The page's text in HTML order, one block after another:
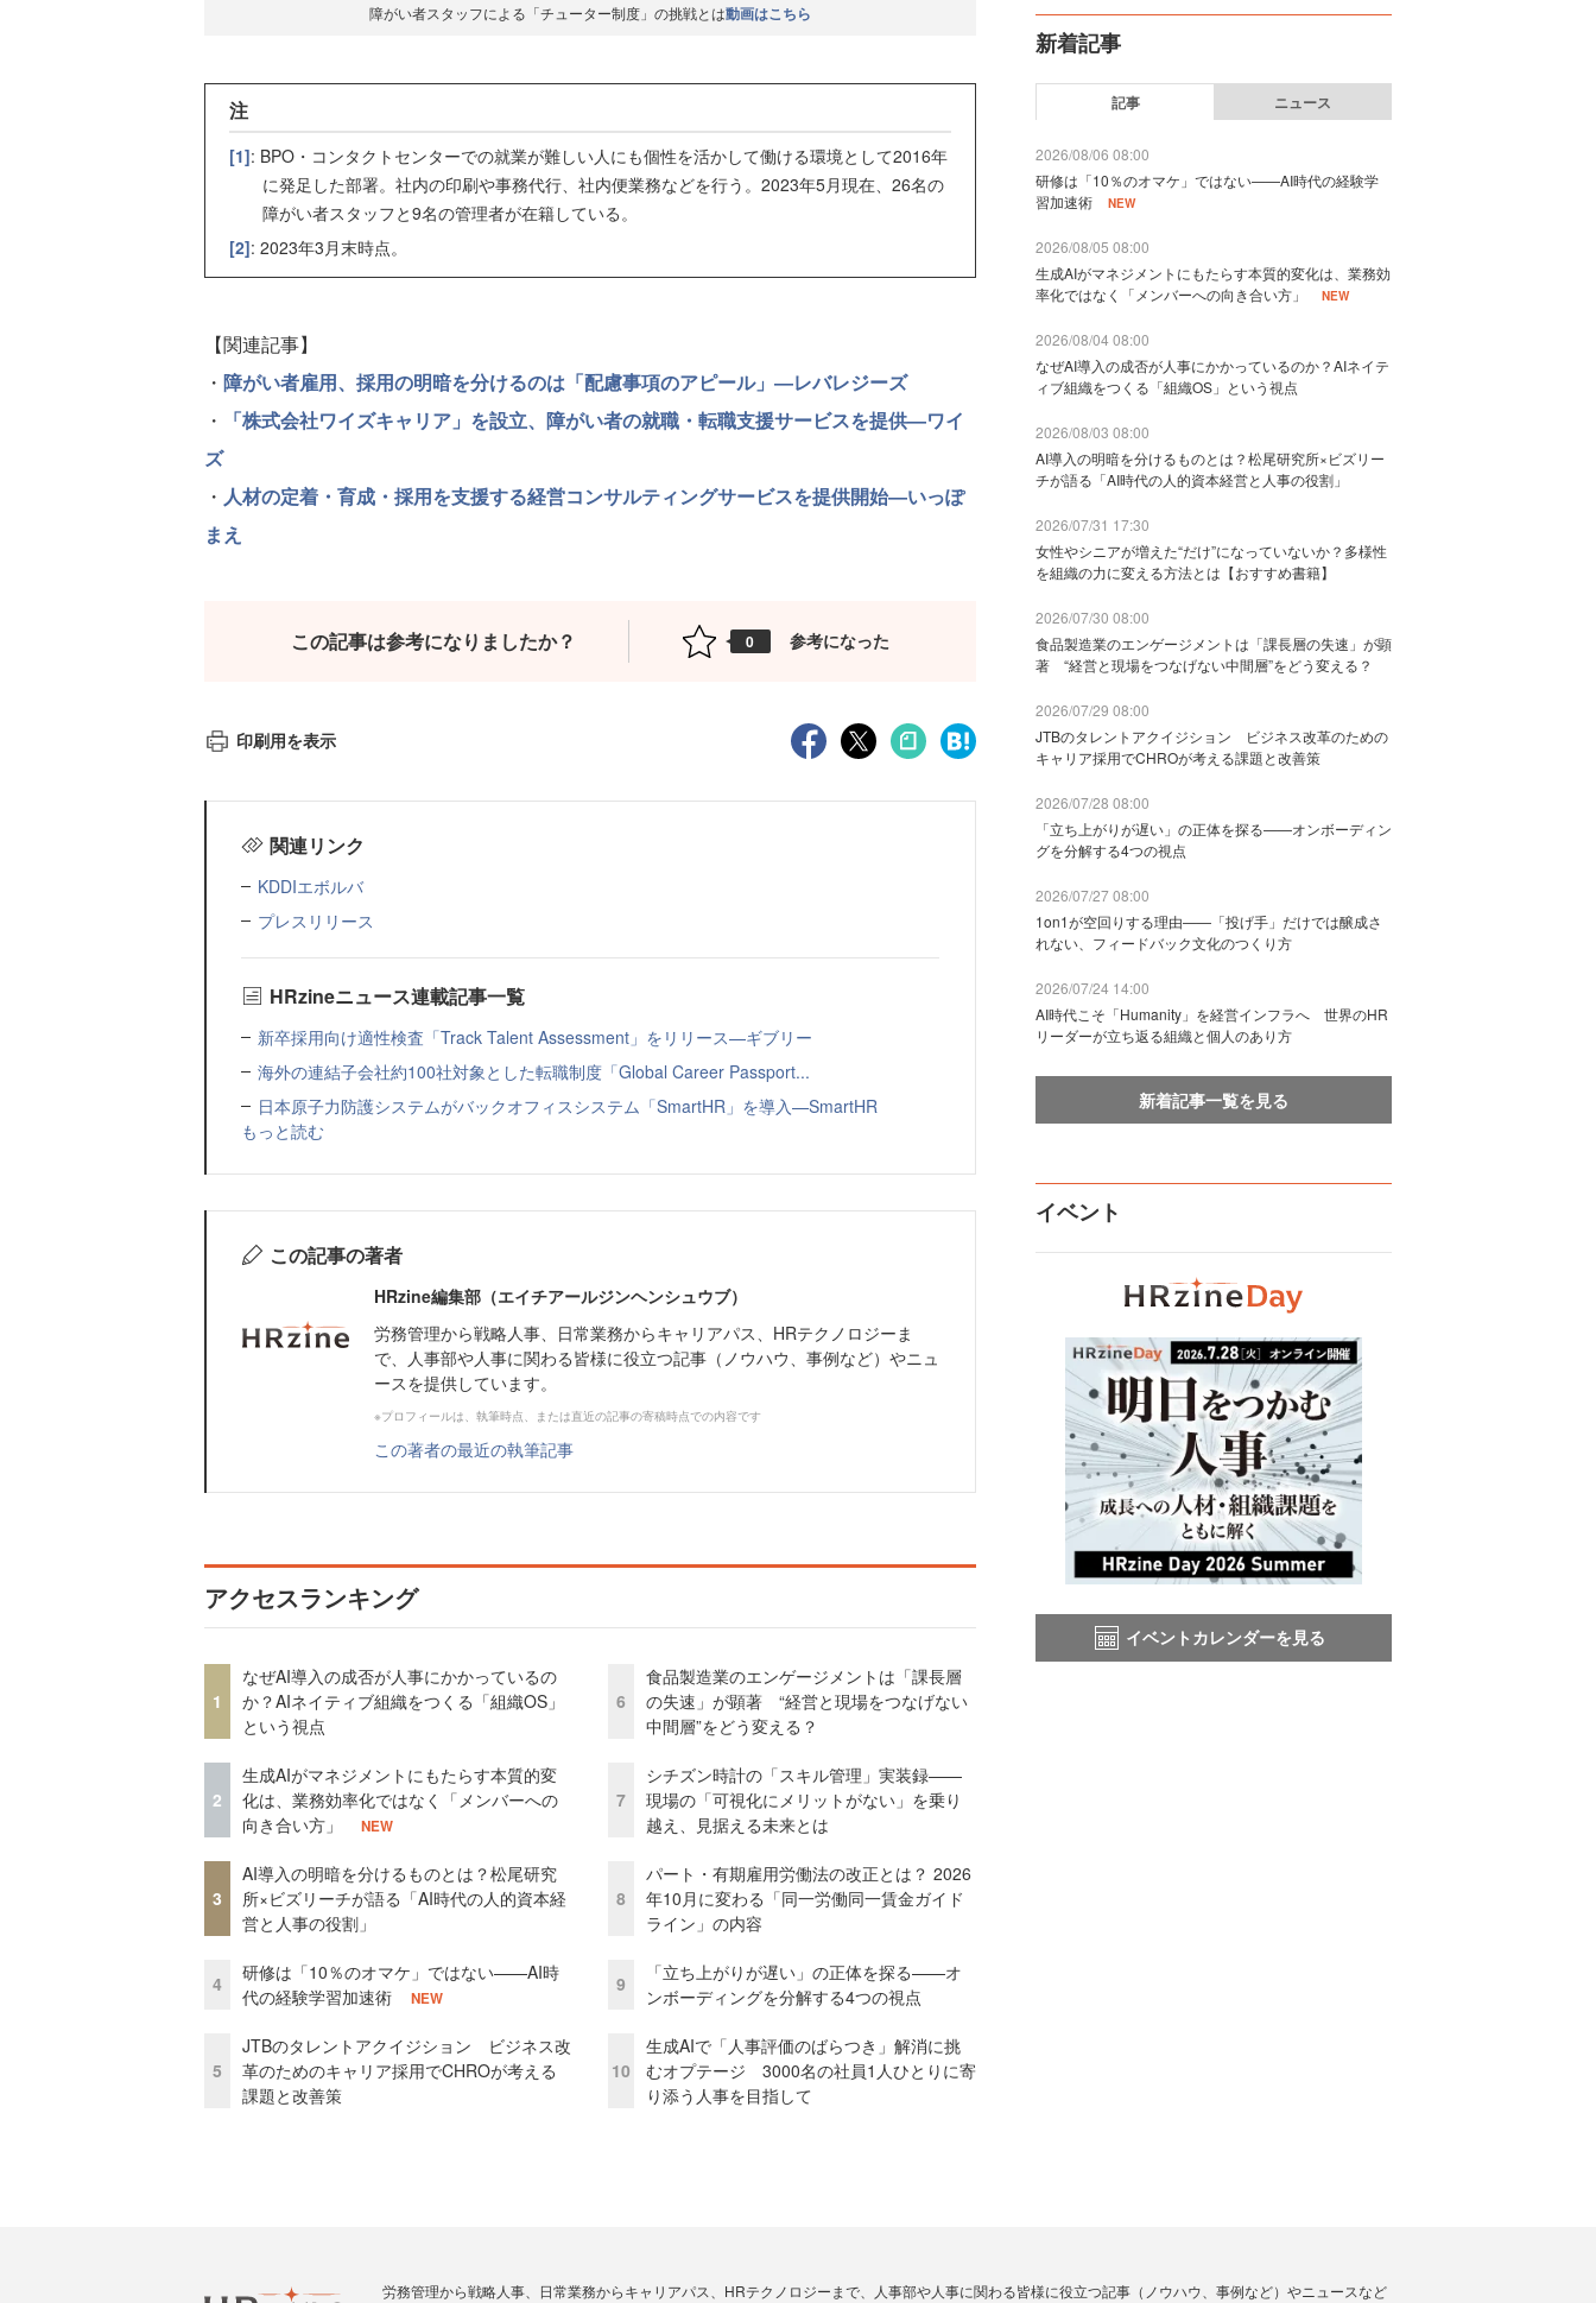
障がい者スタッフによる「チューター制度」の挑戦とは動画はこちら
注
[1]: BPO・コンタクトセンターでの就業が難しい人にも個性を活かして働ける環境として2016年
に発足した部署。社内の印刷や事務代行、社内便業務などを行う。2023年5月現在、26名の
障がい者スタッフと9名の管理者が在籍している。
[2]: 2023年3月末時点。
【関連記事】
・ 障がい者雇用、採用の明暗を分けるのは「配慮事項のアピール」―レバレジーズ
・
「株式会社ワイズキャリア」を設立、障がい者の就職・転職支援サービスを提供―ワイ
ズ
・ 人材の定着・育成・採用を支援する経営コンサルティングサービスを提供開始―いっぽ
まえ
この記事は参考になりましたか？ 0 参考になった
印刷用を表示
関連リンク
KDDIエボルバ
プレスリリース
HRzineニュース連載記事一覧
新卒採用向け適性検査「Track Talent Assessment」をリリース—ギブリー
海外の連結子会社約100社対象とした転職制度「Global Career Passport...
日本原子力防護システムがバックオフィスシステム「SmartHR」を導入—SmartHR
もっと読む
この記事の著者
HRzine編集部（エイチアールジンヘンシュウブ）
労務管理から戦略人事、日常業務からキャリアパス、HRテクノロジーま
で、人事部や人事に関わる皆様に役立つ記事（ノウハウ、事例など）やニュ
ースを提供しています。
※プロフィールは、執筆時点、または直近の記事の寄稿時点での内容です
この著者の最近の執筆記事
アクセスランキング
1
なぜAI導入の成否が人事にかかっているの
か？AIネイティブ組織をつくる「組織OS」
という視点
2
生成AIがマネジメントにもたらす本質的変
化は、業務効率化ではなく「メンバーへの
向き合い方」
NEW
3
AI導入の明暗を分けるものとは？松尾研究
所×ビズリーチが語る「AI時代の人的資本経
営と人事の役割」
4
研修は「10％のオマケ」ではない——AI時
代の経験学習加速術
NEW
5
JTBのタレントアクイジション ビジネス改
革のためのキャリア採用でCHROが考える
課題と改善策
6
食品製造業のエンゲージメントは「課長層
の失速」が顕著 “経営と現場をつなげない
中間層”をどう変える？
7
シチズン時計の「スキル管理」実装録——
現場の「可視化にメリットがない」を乗り
越え、見据える未来とは
8
パート・有期雇用労働法の改正とは？ 2026
年10月に変わる「同一労働同一賃金ガイド
ライン」の内容
9
「立ち上がりが遅い」の正体を探る——オ
ンボーディングを分解する4つの視点
10
生成AIで「人事評価のばらつき」解消に挑
むオプテージ 3000名の社員1人ひとりに寄
り添う人事を目指して
新着記事
記事 ニュース
2026/08/06 08:00
研修は「10％のオマケ」ではない——AI時代の経験学
習加速術
NEW
2026/08/05 08:00
生成AIがマネジメントにもたらす本質的変化は、業務効
率化ではなく「メンバーへの向き合い方」
NEW
2026/08/04 08:00
なぜAI導入の成否が人事にかかっているのか？AIネイテ
ィブ組織をつくる「組織OS」という視点
2026/08/03 08:00
AI導入の明暗を分けるものとは？松尾研究所×ビズリー
チが語る「AI時代の人的資本経営と人事の役割」
2026/07/31 17:30
女性やシニアが増えた“だけ”になっていないか？多様性
を組織の力に変える方法とは【おすすめ書籍】
2026/07/30 08:00
食品製造業のエンゲージメントは「課長層の失速」が顕
著 “経営と現場をつなげない中間層”をどう変える？
2026/07/29 08:00
JTBのタレントアクイジション ビジネス改革のための
キャリア採用でCHROが考える課題と改善策
2026/07/28 08:00
「立ち上がりが遅い」の正体を探る——オンボーディン
グを分解する4つの視点
2026/07/27 08:00
1on1が空回りする理由——「投げ手」だけでは醸成さ
れない、フィードバック文化のつくり方
2026/07/24 14:00
AI時代こそ「Humanity」を経営インフラへ 世界のHR
リーダーが立ち返る組織と個人のあり方
新着記事一覧を見る
イベント
イベントカレンダーを見る
労務管理から戦略人事、日常業務からキャリアパス、HRテクノロジーまで、人事部や人事に関わる皆様に役立つ記事（ノウハウ、事例など）やニュースなど